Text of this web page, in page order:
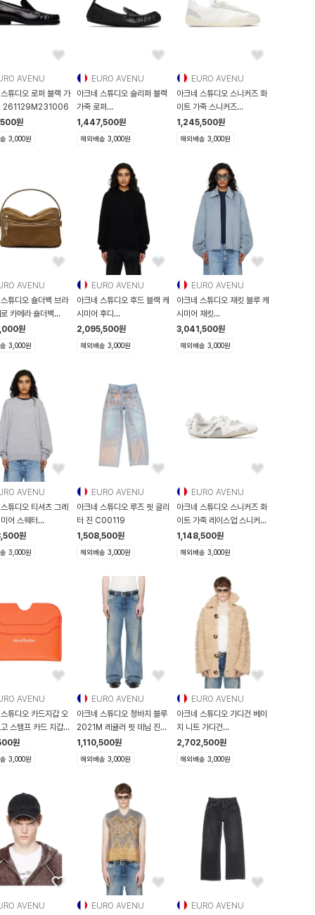
AVENU
튜디오 로퍼 블랙 가
261129M231006
원
3,000원
EURO AVENU
아크네 스튜디오 슬리퍼 블랙
가죽 로퍼
261129F121006
1,447,500원
해외배송 3,000원
EURO AVENU
아크네 스튜디오 스니커즈 화
이트 가죽 스니커즈
261129M237010
1,245,500원
해외배송 3,000원
AVENU
튜디오 숄더백 브라
카메라 숄더백
원
3,000원
EURO AVENU
아크네 스튜디오 후드 블랙 캐
시미어 후디
261129F097006
2,095,500원
해외배송 3,000원
EURO AVENU
아크네 스튜디오 재킷 블루 캐
시미어 재킷
261129F063003
3,041,500원
해외배송 3,000원
AVENU
튜디오 티셔츠 그레
어 스웨터
원
3,000원
EURO AVENU
아크네 스튜디오 루즈 핏 글리
터 진 C00119
1,508,500원
해외배송 3,000원
EURO AVENU
아크네 스튜디오 스니커즈 화
이트 가죽 레이스업 스니커즈
21,148,500원
해외배송 3,000원
AVENU
튜디오 카드지갑 오
스탬프 카드 지갑
원
3,000원
EURO AVENU
아크네 스튜디오 청바지 블루
2021M 레귤러 핏 데님 진
261129M18
1,110,500원
해외배송 3,000원
EURO AVENU
아크네 스튜디오 가디건 베이
지 니트 가디건
261129M200000
2,702,500원
해외배송 3,000원
AVENU
EURO AVENU
EURO AVENU